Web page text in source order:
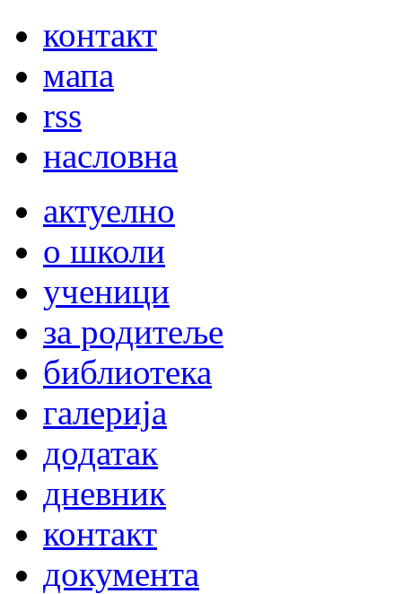
контакт
мапа
rss
насловна
актуелно
о школи
ученици
за родитеље
библиотека
галерија
додатак
дневник
контакт
документа